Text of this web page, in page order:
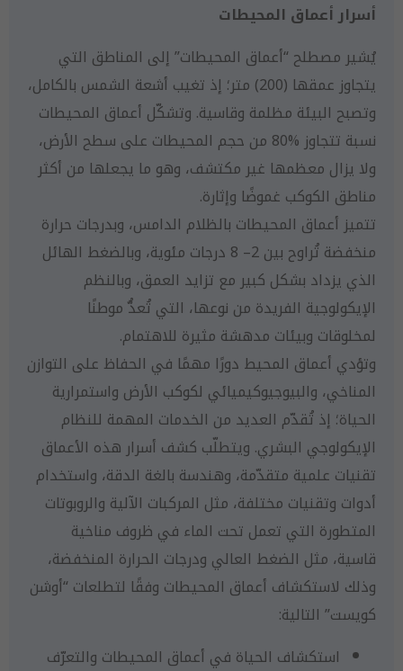
أسرار أعماق المحيطات
يُشير مصطلح “أعماق المحيطات” إلى المناطق التي
يتجاوز عمقها (200) متر؛ إذ تغيب أشعة الشمس بالكامل،
وتصبح البيئة مظلمة وقاسية. وتشكّل أعماق المحيطات
نسبة تتجاوز %80 من حجم المحيطات على سطح الأرض،
ولا يزال معظمها غير مكتشف، وهو ما يجعلها من أكثر
مناطق الكوكب غموضًا وإثارة.
تتميز أعماق المحيطات بالظلام الدامس، وبدرجات حرارة
منخفضة تُراوح بين 2‏– 8 درجات مئوية، وبالضغط الهائل
الذي يزداد بشكل كبير مع تزايد العمق، وبالنظم
الإيكولوجية الفريدة من نوعها، التي تُعدُّ موطنًا
لمخلوقات وبيئات مدهشة مثيرة للاهتمام.
وتؤدي أعماق المحيط دورًا مهمًا في الحفاظ على التوازن
المناخي، والبيوجيوكيميائي لكوكب الأرض واستمرارية
الحياة؛ إذ تُقدّم العديد من الخدمات المهمة للنظام
الإيكولوجي البشري. ويتطلّب كشف أسرار هذه الأعماق
تقنيات علمية متقدّمة، وهندسة بالغة الدقة، واستخدام
أدوات وتقنيات مختلفة، مثل المركبات الآلية والروبوتات
المتطورة التي تعمل تحت الماء في ظروف مناخية
قاسية، مثل الضغط العالي ودرجات الحرارة المنخفضة،
وذلك لاستكشاف أعماق المحيطات وفقًا لتطلعات “أوشن
كويست” التالية:
استكشاف الحياة في أعماق المحيطات والتعرّف